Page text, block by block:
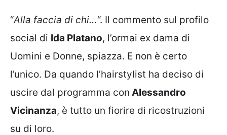
“Alla faccia di chi…“. Il commento sul profilo
social di Ida Platano, l’ormai ex dama di
Uomini e Donne, spiazza. E non è certo
l’unico. Da quando l’hairstylist ha deciso di
uscire dal programma con Alessandro
Vicinanza, è tutto un fiorire di ricostruzioni
su di loro.